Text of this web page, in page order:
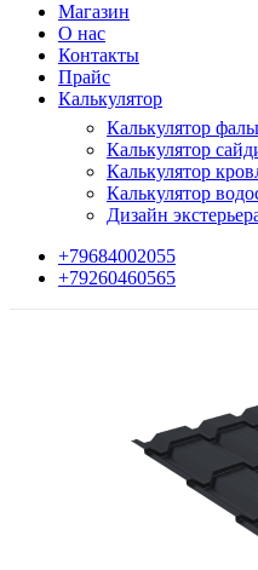
Магазин
О нас
Контакты
Прайс
Калькулятор
Калькулятор
Калькулятор
Калькулятор
Калькулятор
Дизайн
+79684002055
+79260460565